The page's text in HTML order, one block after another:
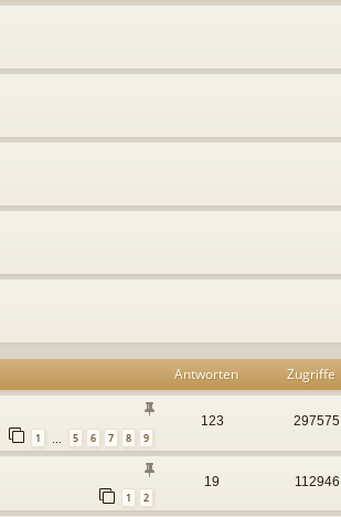
Antworten Zugriffe
1 5 6 7 8 9
123 297575
1 2
19 112946